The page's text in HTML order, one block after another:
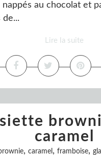
nappés au chocolat et
de...
Lire la suite
caramel
, caramel, framboise,